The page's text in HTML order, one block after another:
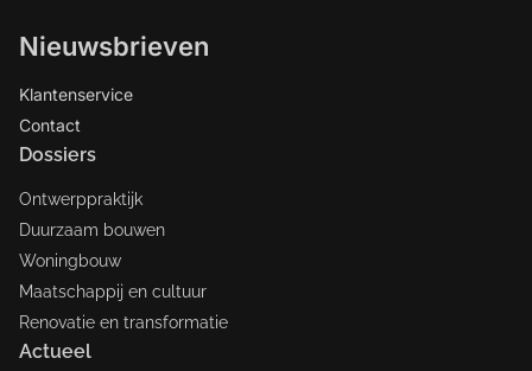
Nieuwsbrieven
Klantenservice
Contact
Dossiers
Ontwerppraktijk
Duurzaam bouwen
Woningbouw
Maatschappij en cultuur
Renovatie en transformatie
Actueel